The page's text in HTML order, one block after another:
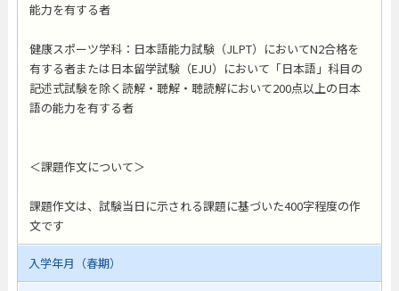
能力を有する者
健康スポーツ学科：日本語能力試験（JLPT）においてN2合格を
有する者または日本留学試験（EJU）において「日本語」科目の
記述式試験を除く読解・聴解・聴読解において200点以上の日本
語の能力を有する者
＜課題作文について＞
課題作文は、試験当日に示される課題に基づいた400字程度の作
文です
入学年月（春期）